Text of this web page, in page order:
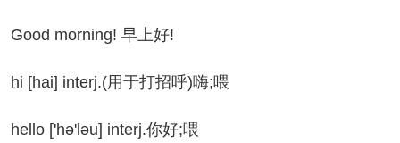
morning! 早上好!
interj.(用于打招呼)嗨;喂
['hə'ləu] interj.你好;喂